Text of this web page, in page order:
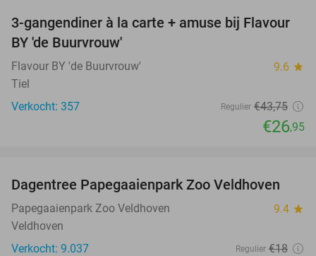
38%
3-gangendiner à la carte + amuse bij Flavour
BY 'de Buurvrouw'
Flavour BY 'de Buurvrouw' 9.6 star
Tiel
Verkocht: 357
Regulier €43,75
€26,95
26%
Dagentree Papegaaienpark Zoo Veldhoven
Papegaaienpark Zoo Veldhoven 9.4 star
Veldhoven
Verkocht: 9.037
Regulier €18